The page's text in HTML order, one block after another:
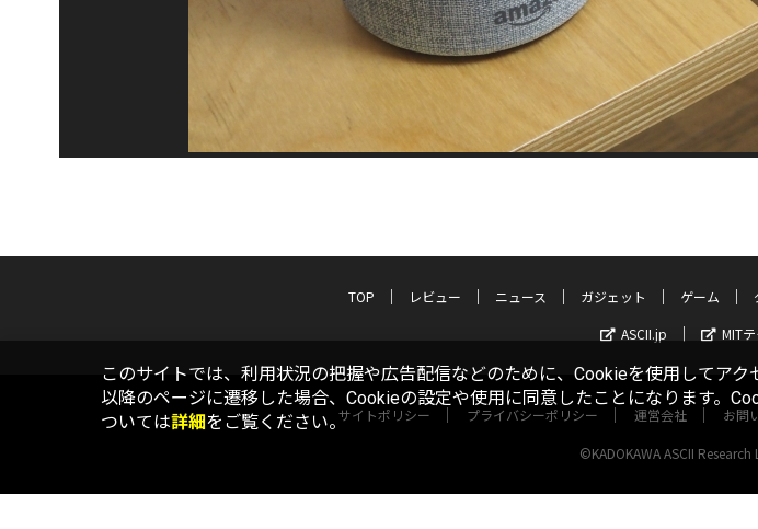
TOP レビュー ニュース ガジェット ゲーム
ASCII.jp
MIT
サイトポリシー プライバシーポリシー 運営会社 お問
©KADOKAWA ASCII
このサイトでは、利用状況の把握や広告配信などのために、Cookieを使用してア
以降のページに遷移した場合、Cookieの設定や使用に同意したことになります。
ついては詳細をご覧ください。